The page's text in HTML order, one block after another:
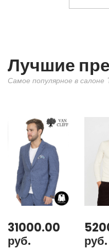
Лучшие
Самое популярное в
31000.00
руб.
руб.